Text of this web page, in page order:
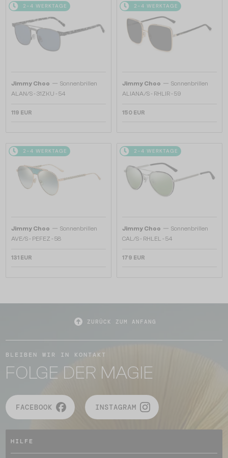
2-4 WERKTAGE
Jimmy Choo — Sonnenbrillen
ALAN/S - 31ZKU - 54
119 EUR
2-4 WERKTAGE
Jimmy Choo — Sonnenbrillen
ALIANA/S - RHLIR - 59
150 EUR
2-4 WERKTAGE
Jimmy Choo — Sonnenbrillen
AVE/S - PEFEZ - 58
131 EUR
2-4 WERKTAGE
Jimmy Choo — Sonnenbrillen
CAL/S - RHLEL - 54
179 EUR
ZURÜCK ZUM ANFANG
BLEIBEN WIR IN KONTAKT
FOLGE DER MAGIE
FACEBOOK INSTAGRAM
HILFE